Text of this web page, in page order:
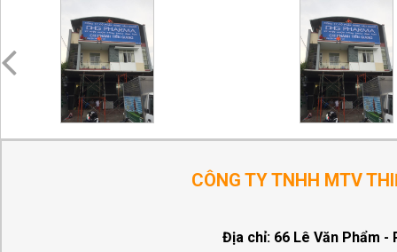
CÔNG TY TNHH MTV
Địa chỉ: 66 Lê Văn Phẩm -